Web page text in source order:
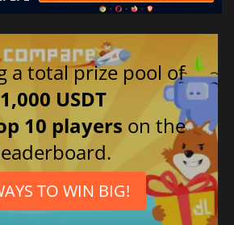
a total prize pool of
1,000 USDT
10 players on the
TO WIN BIG!